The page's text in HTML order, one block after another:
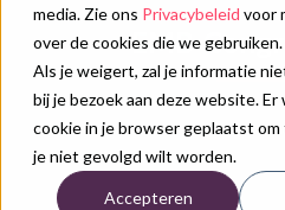
media. Zie ons Privacybeleid voor
over de cookies die we gebruiken.
Als je weigert, zal je informatie
bij je bezoek aan deze website.
cookie in je browser geplaatst
je niet gevolgd wilt worden.
Accepteren
Congreskalender
Nieuws
Over ons
Contact
EMB-